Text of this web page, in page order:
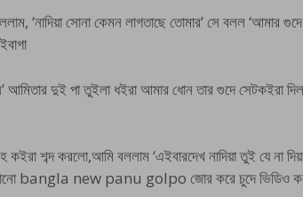
‘নাদিয়া সোনা কেমন লাগতাছে তোমার’ সে বলল ‘আমার
আমিতার দুই পা তুইলা ধইরা আমার ধোন তার গুদে সেটকইরা
শব্দ করলো,আমি বললাম ‘এইবারদেখ নাদিয়া তুই যে না
bangla new panu golpo জোর করে চুদে ভিডিও